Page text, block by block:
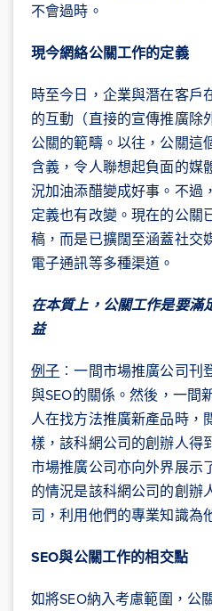
不會過時。
現今網絡公關工作的定義
時至今日，企業與潛在客戶
的互動（直接的宣傳推廣除
公關的範疇。以往，公關這
含義，令人聯想起負面的媒
況加油添醋變成好事。不過
定義也有改變。現在的公關
稿，而是已擴闊至涵蓋社交
電子通訊等多種渠道。
在本質上，公關工作是要滿
益
例子 ︰一間市場推廣公司
與SEO的關係。然後，一間
人在找方法推廣新產品時，
樣，該科網公司的創辦人得
市場推廣公司亦向外界展示
的情況是該科網公司的創辦
司，利用他們的專業知識為
SEO與公關工作的相交點
如將SEO納入考慮範圍，公